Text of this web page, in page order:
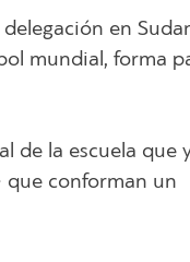
en
mundial, forma
de la escuela que
que conforman un